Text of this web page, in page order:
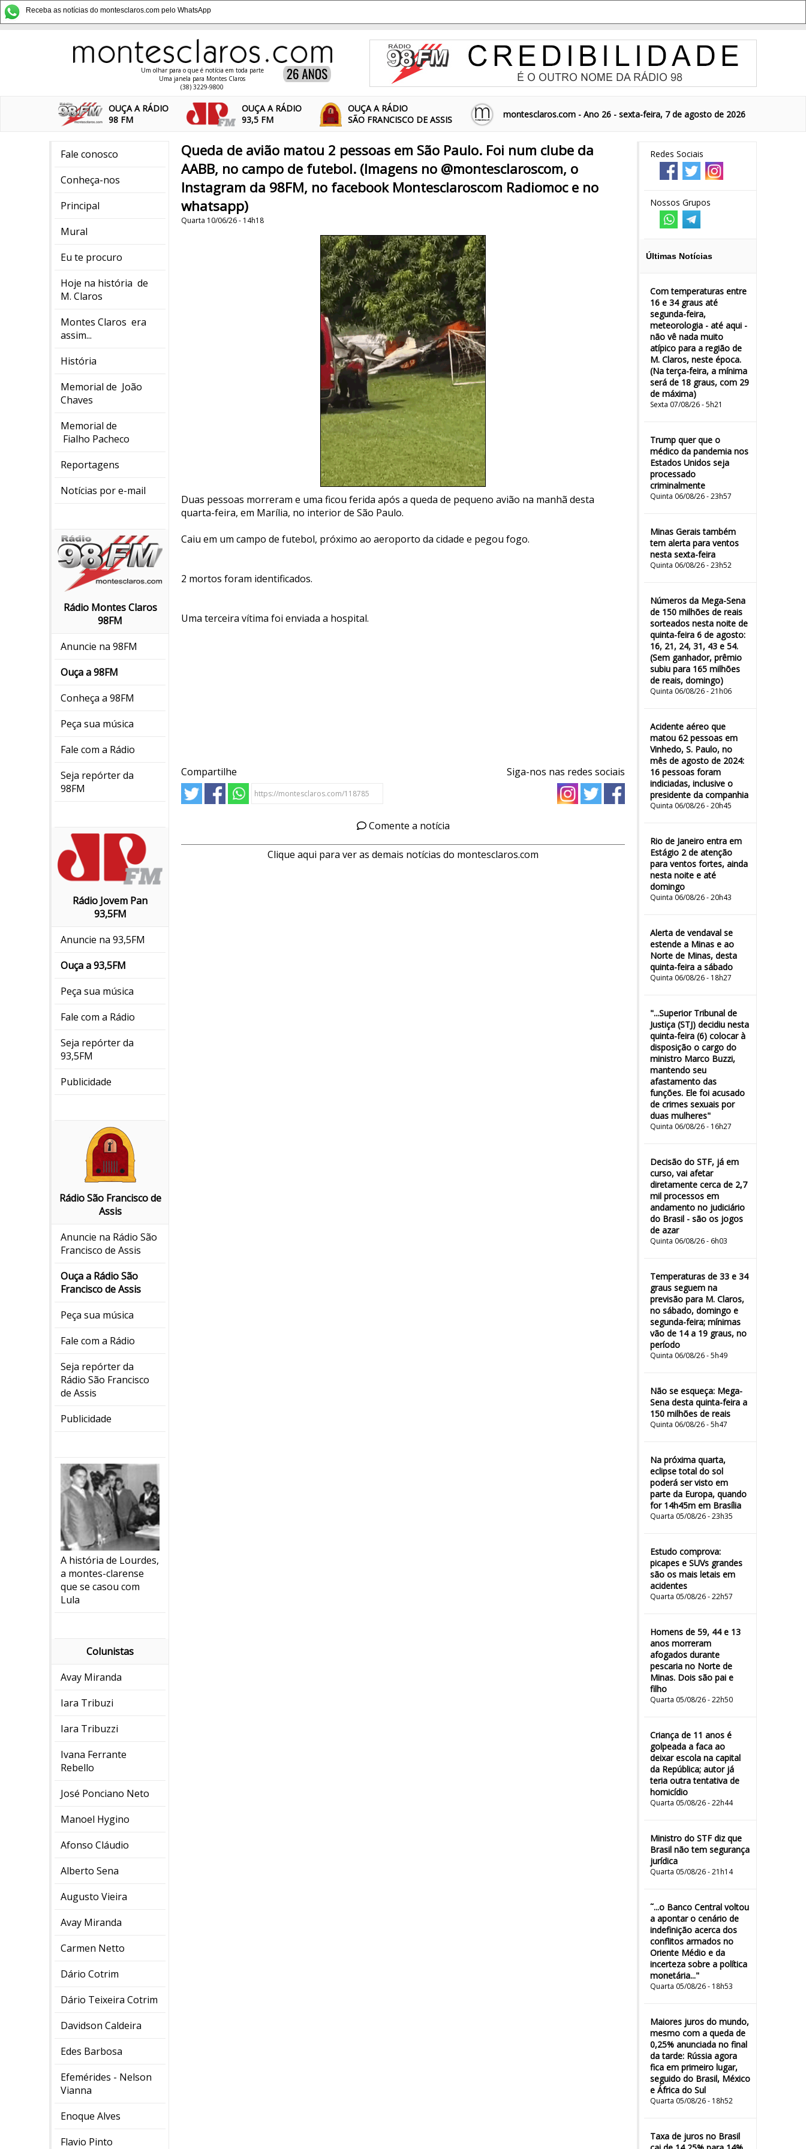
Receba as notícias do montesclaros.com pelo WhatsApp
Um olhar para o que é notícia em toda parte
Uma janela para Montes Claros
(38) 3229-9800
OUÇA A RÁDIO
98 FM
OUÇA A RÁDIO
93,5 FM
OUÇA A RÁDIO
SÃO FRANCISCO DE ASSIS
montesclaros.com - Ano 26 - sexta-feira, 7 de agosto de 2026
Fale conosco
Conheça-nos
Principal
Mural
Eu te procuro
Hoje na história de
M. Claros
Montes Claros era
assim...
História
Memorial de João
Chaves
Memorial de
Fialho Pacheco
Reportagens
Notícias por e-mail
Rádio Montes Claros
98FM
Anuncie na 98FM
Ouça a 98FM
Conheça a 98FM
Peça sua música
Fale com a Rádio
Seja repórter da
98FM
Rádio Jovem Pan
93,5FM
Anuncie na 93,5FM
Ouça a 93,5FM
Peça sua música
Fale com a Rádio
Seja repórter da
93,5FM
Publicidade
Rádio São Francisco de
Assis
Anuncie na Rádio São
Francisco de Assis
Ouça a Rádio São
Francisco de Assis
Peça sua música
Fale com a Rádio
Seja repórter da
Rádio São Francisco
de Assis
Publicidade
A história de Lourdes,
a montes-clarense
que se casou com
Lula
Colunistas
Avay Miranda
Iara Tribuzi
Iara Tribuzzi
Ivana Ferrante
Rebello
José Ponciano Neto
Manoel Hygino
Afonso Cláudio
Alberto Sena
Augusto Vieira
Avay Miranda
Carmen Netto
Dário Cotrim
Dário Teixeira Cotrim
Davidson Caldeira
Edes Barbosa
Efemérides - Nelson
Vianna
Enoque Alves
Flavio Pinto
Redes Sociais
Nossos Grupos
Últimas Notícias
Com temperaturas entre
16 e 34 graus até
segunda-feira,
meteorologia - até aqui -
não vê nada muito
atípico para a região de
M. Claros, neste época.
(Na terça-feira, a mínima
será de 18 graus, com 29
de máxima)
Sexta 07/08/26 - 5h21
Trump quer que o
médico da pandemia nos
Estados Unidos seja
processado
criminalmente
Quinta 06/08/26 - 23h57
Minas Gerais também
tem alerta para ventos
nesta sexta-feira
Quinta 06/08/26 - 23h52
Números da Mega-Sena
de 150 milhões de reais
sorteados nesta noite de
quinta-feira 6 de agosto:
16, 21, 24, 31, 43 e 54.
(Sem ganhador, prêmio
subiu para 165 milhões
de reais, domingo)
Quinta 06/08/26 - 21h06
Acidente aéreo que
matou 62 pessoas em
Vinhedo, S. Paulo, no
mês de agosto de 2024:
16 pessoas foram
indiciadas, inclusive o
presidente da companhia
Quinta 06/08/26 - 20h45
Rio de Janeiro entra em
Estágio 2 de atenção
para ventos fortes, ainda
nesta noite e até
domingo
Quinta 06/08/26 - 20h43
Alerta de vendaval se
estende a Minas e ao
Norte de Minas, desta
quinta-feira a sábado
Quinta 06/08/26 - 18h27
"...Superior Tribunal de
Justiça (STJ) decidiu nesta
quinta-feira (6) colocar à
disposição o cargo do
ministro Marco Buzzi,
mantendo seu
afastamento das
funções. Ele foi acusado
de crimes sexuais por
duas mulheres"
Quinta 06/08/26 - 16h27
Decisão do STF, já em
curso, vai afetar
diretamente cerca de 2,7
mil processos em
andamento no judiciário
do Brasil - são os jogos
de azar
Quinta 06/08/26 - 6h03
Temperaturas de 33 e 34
graus seguem na
previsão para M. Claros,
no sábado, domingo e
segunda-feira; mínimas
vão de 14 a 19 graus, no
período
Quinta 06/08/26 - 5h49
Não se esqueça: Mega-
Sena desta quinta-feira a
150 milhões de reais
Quinta 06/08/26 - 5h47
Na próxima quarta,
eclipse total do sol
poderá ser visto em
parte da Europa, quando
for 14h45m em Brasília
Quarta 05/08/26 - 23h35
Estudo comprova:
picapes e SUVs grandes
são os mais letais em
acidentes
Quarta 05/08/26 - 22h57
Homens de 59, 44 e 13
anos morreram
afogados durante
pescaria no Norte de
Minas. Dois são pai e
filho
Quarta 05/08/26 - 22h50
Criança de 11 anos é
golpeada a faca ao
deixar escola na capital
da República; autor já
teria outra tentativa de
homicídio
Quarta 05/08/26 - 22h44
Ministro do STF diz que
Brasil não tem segurança
jurídica
Quarta 05/08/26 - 21h14
˜...o Banco Central voltou
a apontar o cenário de
indefinição acerca dos
conflitos armados no
Oriente Médio e da
incerteza sobre a política
monetária..."
Quarta 05/08/26 - 18h53
Maiores juros do mundo,
mesmo com a queda de
0,25% anunciada no final
da tarde: Rússia agora
fica em primeiro lugar,
seguido do Brasil, México
e África do Sul
Quarta 05/08/26 - 18h52
Taxa de juros no Brasil
Queda de avião matou 2 pessoas em São Paulo. Foi num clube da
AABB, no campo de futebol. (Imagens no @montesclaroscom, o
Instagram da 98FM, no facebook Montesclaroscom Radiomoc e no
whatsapp)
Quarta 10/06/26 - 14h18
Duas pessoas morreram e uma ficou ferida após a queda de pequeno avião na manhã desta
quarta-feira, em Marília, no interior de São Paulo.
Caiu em um campo de futebol, próximo ao aeroporto da cidade e pegou fogo.
2 mortos foram identificados.
Uma terceira vítima foi enviada a hospital.
Compartilhe Siga-nos nas redes sociais
Comente a notícia
Clique aqui para ver as demais notícias do montesclaros.com